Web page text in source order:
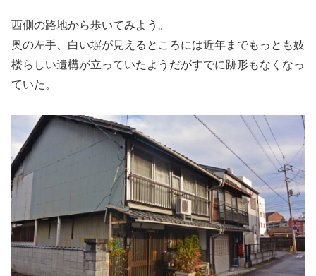
西側の路地から歩いてみよう。
奥の左手、白い塀が見えるところには近年までもっとも妓
楼らしい遺構が立っていたようだがすでに跡形もなくなっ
ていた。